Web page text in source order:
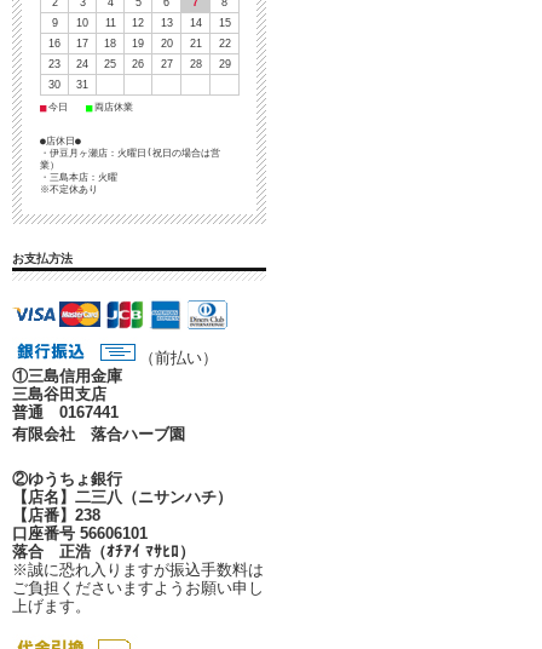
2 3 4 5 6 7
8
9
10 11 12 13 14
15
16
17 18 19 20 21
22
23
24 25 26 27 28
29
30
31
■ 今日 ■ 両店休業
●店休日●
・伊豆月ヶ瀬店：火曜日(祝日の場合は営
業）
・三島本店：火曜
※不定休あり
お支払方法
（前払い）
①三島信用金庫
三島谷田支店
普通 0167441
有限会社 落合ハーブ園
②ゆうちょ銀行
【店名】二三八（ニサンハチ）
【店番】238
口座番号 56606101
落合 正浩（ｵﾁｱｲ ﾏｻﾋﾛ）
※誠に恐れ入りますが振込手数料は
ご負担くださいますようお願い申し
上げます。